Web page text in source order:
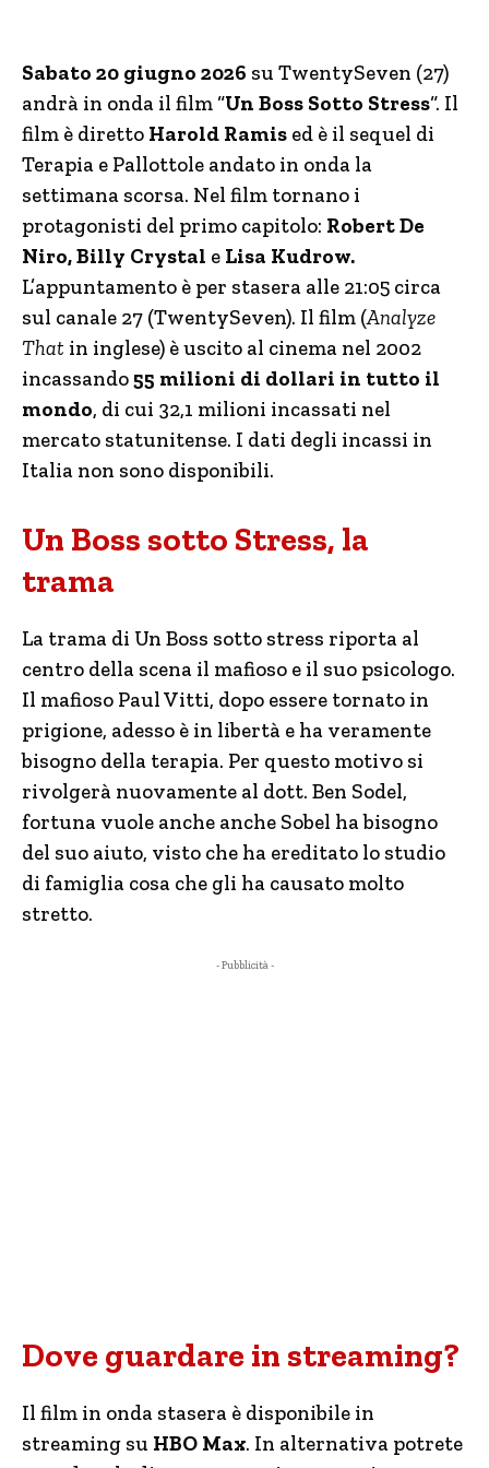
Sabato 20 giugno 2026 su TwentySeven (27)
andrà in onda il film “Un Boss Sotto Stress“. Il
film è diretto Harold Ramis ed è il sequel di
Terapia e Pallottole andato in onda la
settimana scorsa. Nel film tornano i
protagonisti del primo capitolo: Robert De
Niro, Billy Crystal e Lisa Kudrow.
L’appuntamento è per stasera alle 21:05 circa
sul canale 27 (TwentySeven). Il film (Analyze
That in inglese) è uscito al cinema nel 2002
incassando55 milioni di dollari in tutto il
mondo, di cui 32,1 milioni incassati nel
mercato statunitense. I dati degli incassi in
Italia non sono disponibili.
Un Boss sotto Stress, la
trama
La trama di Un Boss sotto stress riporta al
centro della scena il mafioso e il suo psicologo.
Il mafioso Paul Vitti, dopo essere tornato in
prigione, adesso è in libertà e ha veramente
bisogno della terapia. Per questo motivo si
rivolgerà nuovamente al dott. Ben Sodel,
fortuna vuole anche anche Sobel ha bisogno
del suo aiuto, visto che ha ereditato lo studio
di famiglia cosa che gli ha causato molto
stretto.
- Pubblicità -
Dove guardare in streaming?
Il film in onda stasera è disponibile in
streaming su HBO Max. In alternativa potrete